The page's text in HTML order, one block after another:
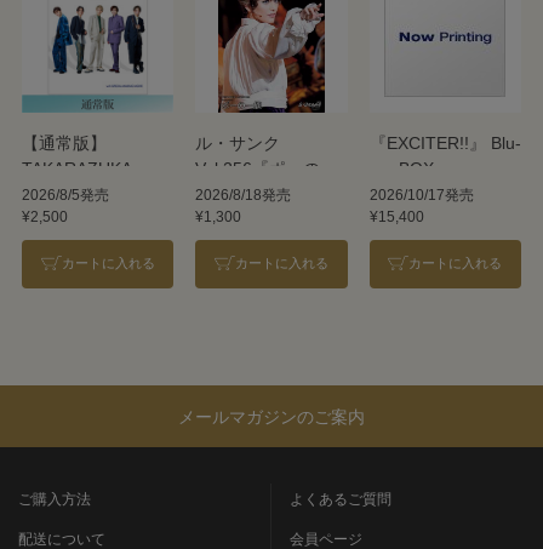
【通常版】
TAKARAZUKA
REVUE 2026
2026/8/5発売
¥2,500
カートに入れる
ル・サンク
Vol.256『ポーの一
族』＜雪組＞
2026/8/18発売
¥1,300
カートに入れる
『EXCITER!!』 Blu-
ray BOX
2026/10/17発売
¥15,400
カートに入れる
メールマガジンのご案内
ご購入方法
配送について
よくあるご質問
会員ページ